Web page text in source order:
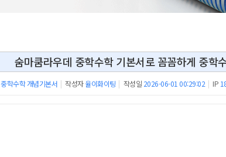
숨마쿰라우데 중학수학 기본서로 꼼꼼하게 중학
중학수학 개념기본서 | 작성자율이화이팅 | 작성일 2026-06-01 00:29:02 | IP